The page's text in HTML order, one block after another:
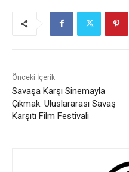
Önceki İçerik
Savaşa Karşı Sinemayla
Çıkmak: Uluslararası Savaş
Karşıtı Film Festivali